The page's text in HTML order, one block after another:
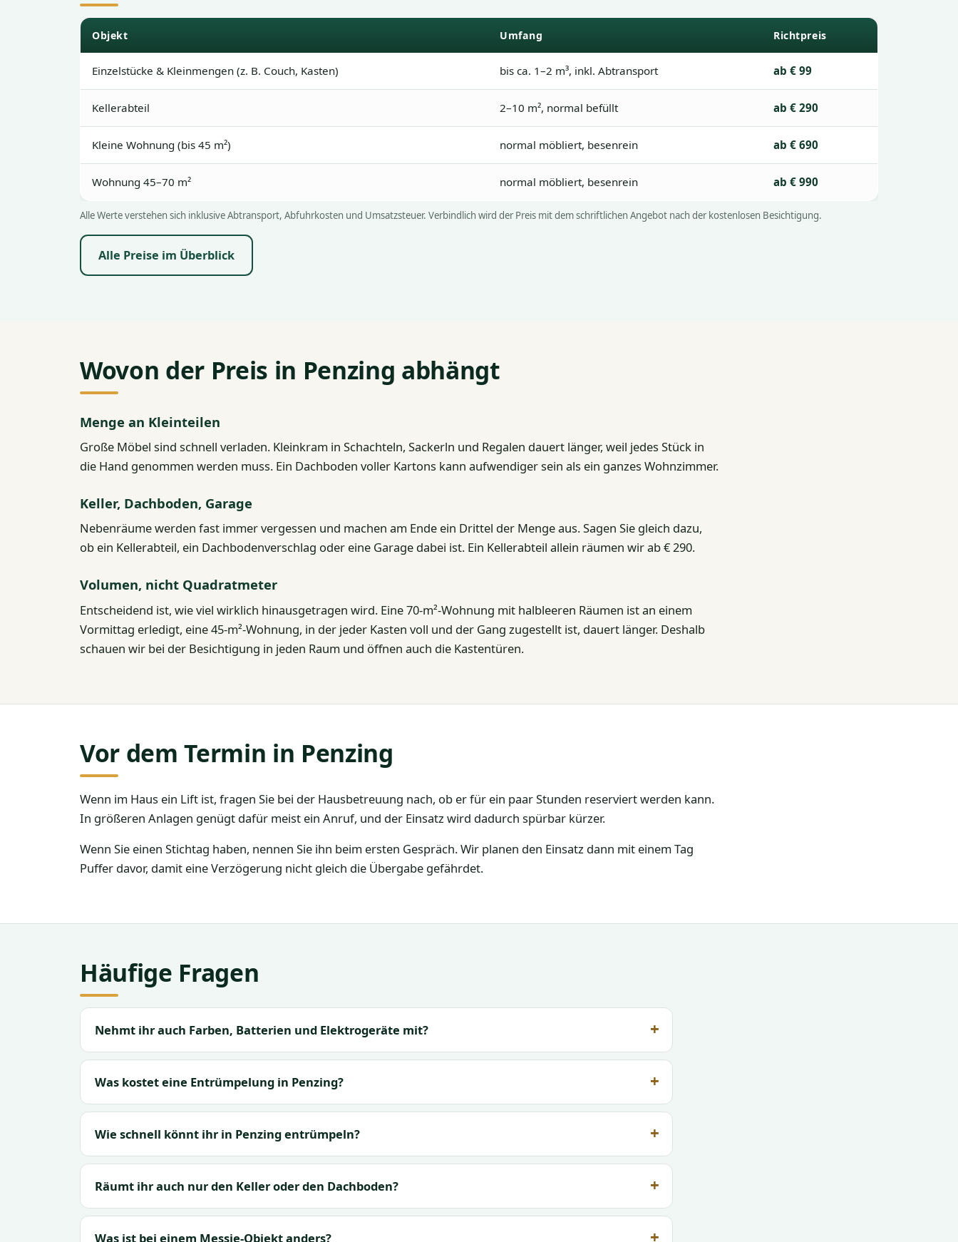
Objekt Umfang Richtpreis
Einzelstücke & Kleinmengen (z. B. Couch, Kasten) bis ca. 1–2 m³, inkl. Abtransport ab € 99
Kellerabteil 2–10 m², normal befüllt ab € 290
Kleine Wohnung (bis 45 m²) normal möbliert, besenrein ab € 690
Wohnung 45–70 m² normal möbliert, besenrein ab € 990
Alle Werte verstehen sich inklusive Abtransport, Abfuhrkosten und Umsatzsteuer. Verbindlich wird der Preis mit dem schriftlichen Angebot nach der kostenlosen Besichtigung.
Alle Preise im Überblick
Wovon der Preis in Penzing abhängt
Menge an Kleinteilen
Große Möbel sind schnell verladen. Kleinkram in Schachteln, Sackerln und Regalen dauert länger, weil jedes Stück in
die Hand genommen werden muss. Ein Dachboden voller Kartons kann aufwendiger sein als ein ganzes Wohnzimmer.
Keller, Dachboden, Garage
Nebenräume werden fast immer vergessen und machen am Ende ein Drittel der Menge aus. Sagen Sie gleich dazu,
ob ein Kellerabteil, ein Dachbodenverschlag oder eine Garage dabei ist. Ein Kellerabteil allein räumen wir ab € 290.
Volumen, nicht Quadratmeter
Entscheidend ist, wie viel wirklich hinausgetragen wird. Eine 70-m²-Wohnung mit halbleeren Räumen ist an einem
Vormittag erledigt, eine 45-m²-Wohnung, in der jeder Kasten voll und der Gang zugestellt ist, dauert länger. Deshalb
schauen wir bei der Besichtigung in jeden Raum und öffnen auch die Kastentüren.
Vor dem Termin in Penzing
Wenn im Haus ein Lift ist, fragen Sie bei der Hausbetreuung nach, ob er für ein paar Stunden reserviert werden kann.
In größeren Anlagen genügt dafür meist ein Anruf, und der Einsatz wird dadurch spürbar kürzer.
Wenn Sie einen Stichtag haben, nennen Sie ihn beim ersten Gespräch. Wir planen den Einsatz dann mit einem Tag
Puffer davor, damit eine Verzögerung nicht gleich die Übergabe gefährdet.
Häufige Fragen
Nehmt ihr auch Farben, Batterien und Elektrogeräte mit?
Was kostet eine Entrümpelung in Penzing?
Wie schnell könnt ihr in Penzing entrümpeln?
Räumt ihr auch nur den Keller oder den Dachboden?
Was ist bei einem Messie-Objekt anders?